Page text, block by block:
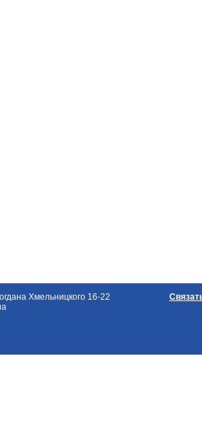
Хмельницкого 16-22